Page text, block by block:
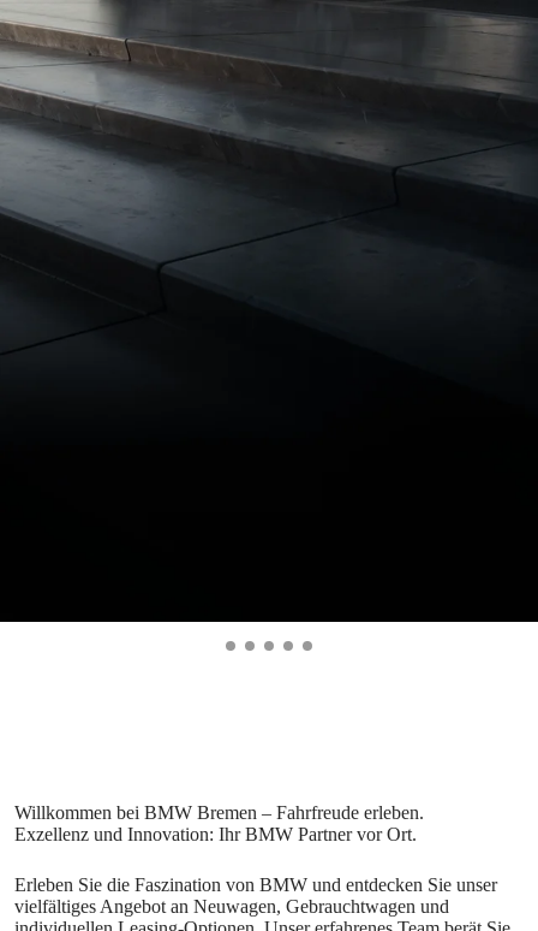
Erleben Sie die Faszination von BMW und entdecken Sie unser
vielfältiges Angebot an Neuwagen, Gebrauchtwagen und